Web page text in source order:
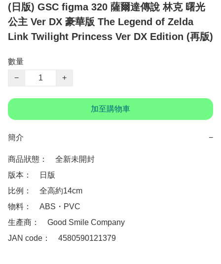
(日版) GSC figma 320 薩爾達傳說 林克 曙光
公主 Ver DX 豪華版 The Legend of Zelda
Link Twilight Princess Ver DX Edition (再版)
數量
−
+
加至購物車
簡介 −
商品狀態：　全新未開封
版本：　日版
比例：　全高約14cm
物料：　ABS・PVC
生產商：　Good Smile Company
JAN code：　4580590121379